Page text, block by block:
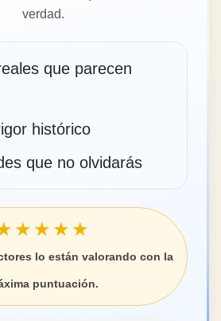
verdad.
que parecen
histórico
que no olvidarás
lo están valorando con la
puntuación.